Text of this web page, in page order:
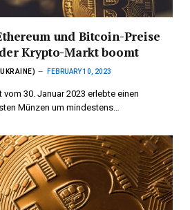
und Bitcoin-Preise
Krypto-Markt boomt
FEBRUARY 10, 2023
30. Januar 2023 erlebte einen
Münzen um mindestens…